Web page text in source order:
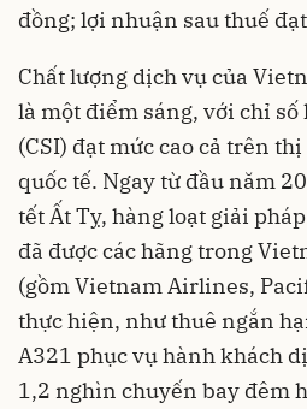
đồng; lợi nhuận sau thuế
Chất lượng dịch vụ của
là một điểm sáng, với chỉ
(CSI) đạt mức cao cả trên
quốc tế. Ngay từ đầu năm
tết Ất Tỵ, hàng loạt giải
đã được các hãng trong
(gồm Vietnam Airlines,
thực hiện, như thuê ngắn
A321 phục vụ hành khách
1,2 nghìn chuyến bay đêm